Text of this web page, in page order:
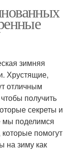
зимняя
Хрустящие,
отличным
получить
секреты и
мы поделимся
помогут
на зиму как